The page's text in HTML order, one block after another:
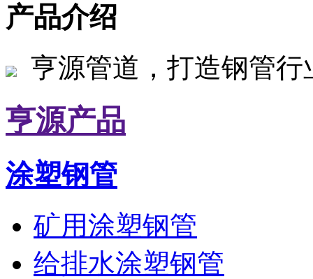
产品介绍
亨源管道，打造钢管
亨源产品
涂塑钢管
矿用涂塑钢管
给排水涂塑钢管